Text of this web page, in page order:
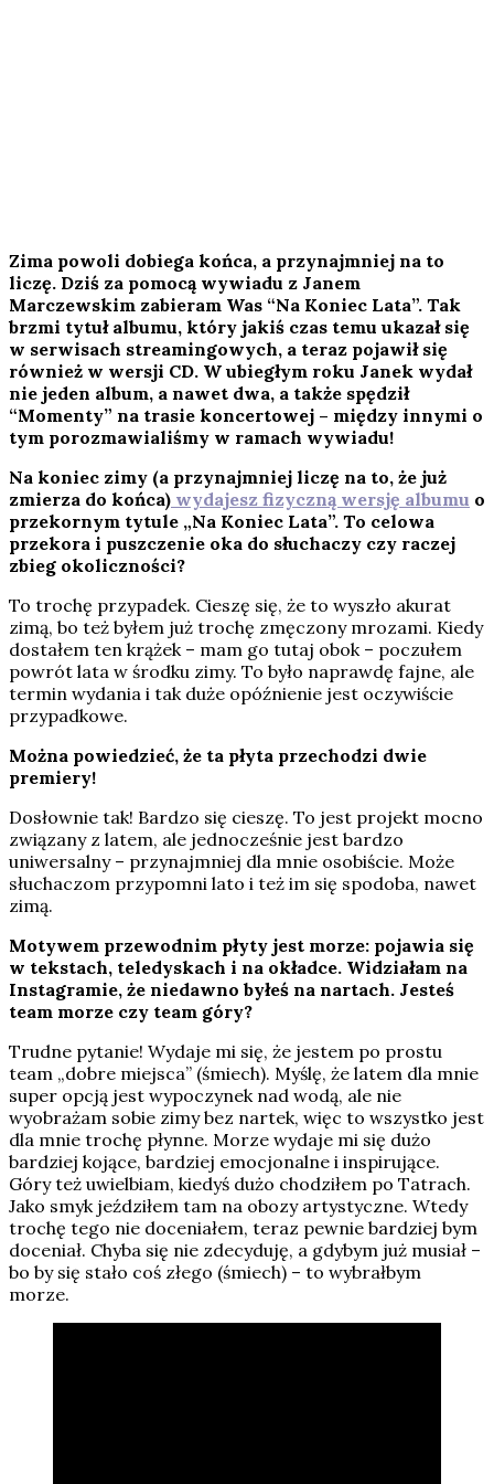
Zima powoli dobiega końca, a przynajmniej na to
liczę. Dziś za pomocą wywiadu z Janem
Marczewskim zabieram Was “Na Koniec Lata”. Tak
brzmi tytuł albumu, który jakiś czas temu ukazał się
w serwisach streamingowych, a teraz pojawił się
również w wersji CD. W ubiegłym roku Janek wydał
nie jeden album, a nawet dwa, a także spędził
“Momenty” na trasie koncertowej – między innymi o
tym porozmawialiśmy w ramach wywiadu!
Na koniec zimy (a przynajmniej liczę na to, że już
zmierza do końca) wydajesz fizyczną wersję albumu o
przekornym tytule „Na Koniec Lata”. To celowa
przekora i puszczenie oka do słuchaczy czy raczej
zbieg okoliczności?
To trochę przypadek. Cieszę się, że to wyszło akurat
zimą, bo też byłem już trochę zmęczony mrozami. Kiedy
dostałem ten krążek – mam go tutaj obok – poczułem
powrót lata w środku zimy. To było naprawdę fajne, ale
termin wydania i tak duże opóźnienie jest oczywiście
przypadkowe.
Można powiedzieć, że ta płyta przechodzi dwie
premiery!
Dosłownie tak! Bardzo się cieszę. To jest projekt mocno
związany z latem, ale jednocześnie jest bardzo
uniwersalny – przynajmniej dla mnie osobiście. Może
słuchaczom przypomni lato i też im się spodoba, nawet
zimą.
Motywem przewodnim płyty jest morze: pojawia się
w tekstach, teledyskach i na okładce. Widziałam na
Instagramie, że niedawno byłeś na nartach. Jesteś
team morze czy team góry?
Trudne pytanie! Wydaje mi się, że jestem po prostu
team „dobre miejsca” (śmiech). Myślę, że latem dla mnie
super opcją jest wypoczynek nad wodą, ale nie
wyobrażam sobie zimy bez nartek, więc to wszystko jest
dla mnie trochę płynne. Morze wydaje mi się dużo
bardziej kojące, bardziej emocjonalne i inspirujące.
Góry też uwielbiam, kiedyś dużo chodziłem po Tatrach.
Jako smyk jeździłem tam na obozy artystyczne. Wtedy
trochę tego nie doceniałem, teraz pewnie bardziej bym
doceniał. Chyba się nie zdecyduję, a gdybym już musiał –
bo by się stało coś złego (śmiech) – to wybrałbym
morze.